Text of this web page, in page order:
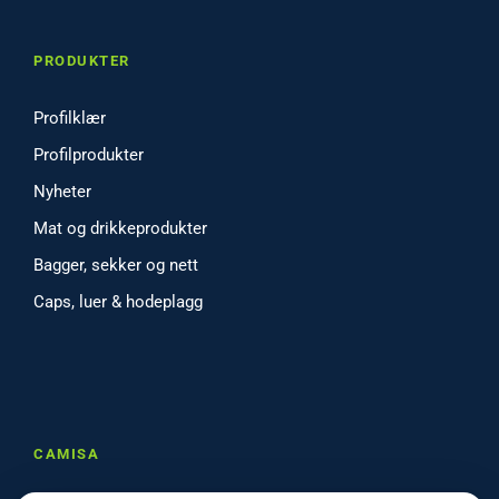
PRODUKTER
Profilklær
Profilprodukter
Nyheter
Mat og drikkeprodukter
Bagger, sekker og nett
Caps, luer & hodeplagg
CAMISA